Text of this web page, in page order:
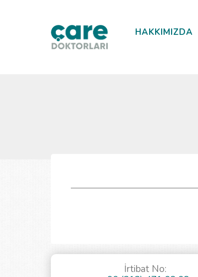
HAKKIMIZDA
İrtibat No: